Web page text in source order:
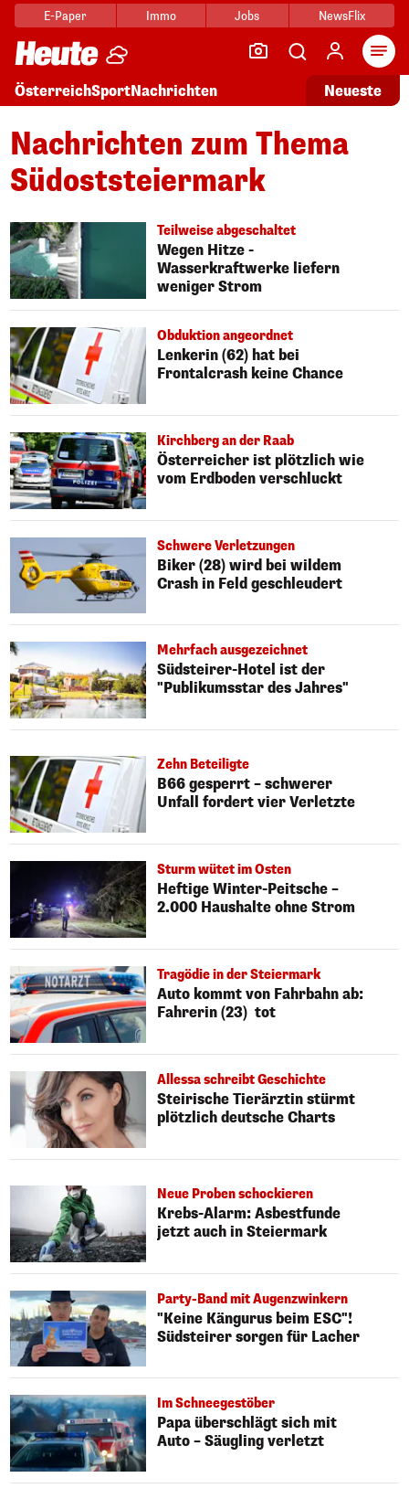
E-Paper Immo Jobs NewsFlix
ÖsterreichSportNachrichten Neueste
Nachrichten zum Thema
Südoststeiermark
Teilweise abgeschaltet
Wegen Hitze -
Wasserkraftwerke liefern
weniger Strom
Obduktion angeordnet
Lenkerin (62) hat bei
Frontalcrash keine Chance
Kirchberg an der Raab
Österreicher ist plötzlich wie
vom Erdboden verschluckt
Schwere Verletzungen
Biker (28) wird bei wildem
Crash in Feld geschleudert
Mehrfach ausgezeichnet
Südsteirer-Hotel ist der
"Publikumsstar des Jahres"
Zehn Beteiligte
B66 gesperrt – schwerer
Unfall fordert vier Verletzte
Sturm wütet im Osten
Heftige Winter-Peitsche –
2.000 Haushalte ohne Strom
Tragödie in der Steiermark
Auto kommt von Fahrbahn ab:
Fahrerin (23) tot
Allessa schreibt Geschichte
Steirische Tierärztin stürmt
plötzlich deutsche Charts
Neue Proben schockieren
Krebs-Alarm: Asbestfunde
jetzt auch in Steiermark
Party-Band mit Augenzwinkern
"Keine Kängurus beim ESC"!
Südsteirer sorgen für Lacher
Im Schneegestöber
Papa überschlägt sich mit
Auto – Säugling verletzt